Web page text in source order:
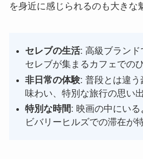
を身近に感じられるのも大きな
セレブの生活: 高級ブランド
セレブが集まるカフェでの
非日常の体験: 普段とは違
味わい、特別な旅行の思い出
特別な時間: 映画の中にいる
ビバリーヒルズでの滞在が